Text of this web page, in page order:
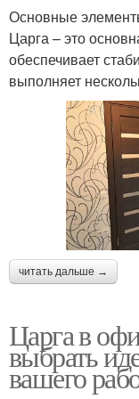
Основные
Царга – это
обеспечивает
выполняет
читать дальше →
Царга в
выбрать
вашего